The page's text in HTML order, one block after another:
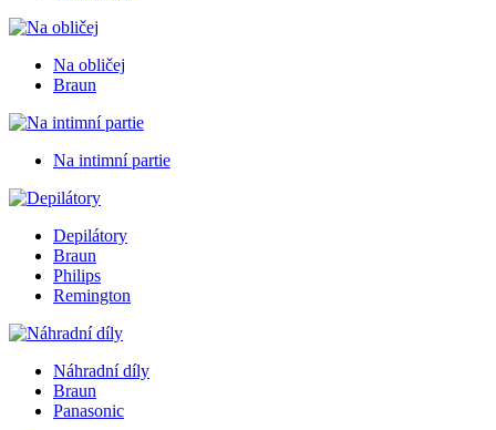
Na obličej
Braun
Na intimní partie
Depilátory
Braun
Philips
Remington
Náhradní díly
Braun
Panasonic